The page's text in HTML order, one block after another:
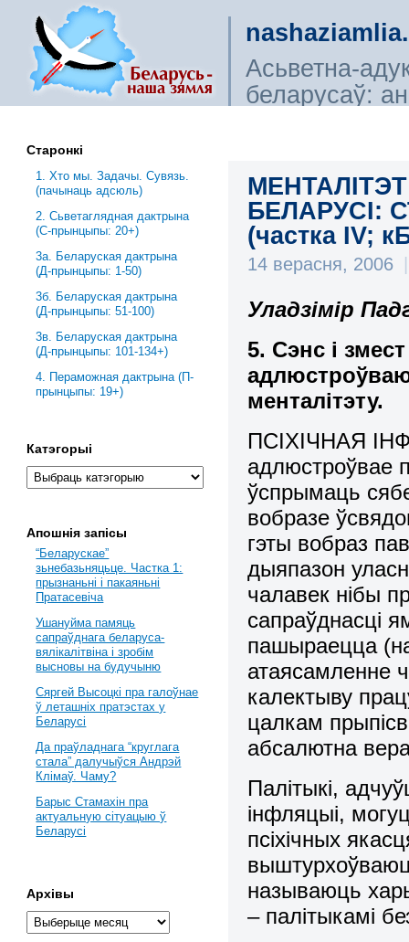
Асьветна-
беларусаў:
БЕЛАРУСІ:
(частка ІV;
14 верасня, 2006 |
Уладзімір
5. Сэнс і
менталітэту.
ПСІХІЧНАЯ
адлюстроўвае
ўспрымаць
вобразе
гэты вобраз
дыяпазон
чалавек нібы
сапраўднасці
пашыраецца
атаясамленне
калектыву
цалкам
абсалютна
Палітыкі,
інфляцыі,
псіхічных
называюць
– палітыкамі
Старонкі
1. Хто мы. Задачы. Сувязь.
(пачынаць адсюль)
2. Сьветаглядная дактрына
(С-прынцыпы: 20+)
3a. Беларуская дактрына
(Д-прынцыпы: 1-50)
3б. Беларуская дактрына
(Д-прынцыпы: 51-100)
3в. Беларуская дактрына
(Д-прынцыпы: 101-134+)
4. Пераможная дактрына (П-
прынцыпы: 19+)
Катэгорыі
Апошнія запісы
“Беларускае”
зьнебазьняцьце. Частка 1:
прызнаньні і пакаяньні
Пратасевіча
Ушануйма памяць
сапраўднага беларуса-
вялікалітвіна і зробім
высновы на будучыню
Сяргей Высоцкі пра галоўнае
ў леташніх пратэстах у
Беларусі
Да праўладнага “круглага
стала” далучыўся Андрэй
Клімаў. Чаму?
Барыс Стамахін пра
актуальную сітуацыю ў
Беларусі
Архівы